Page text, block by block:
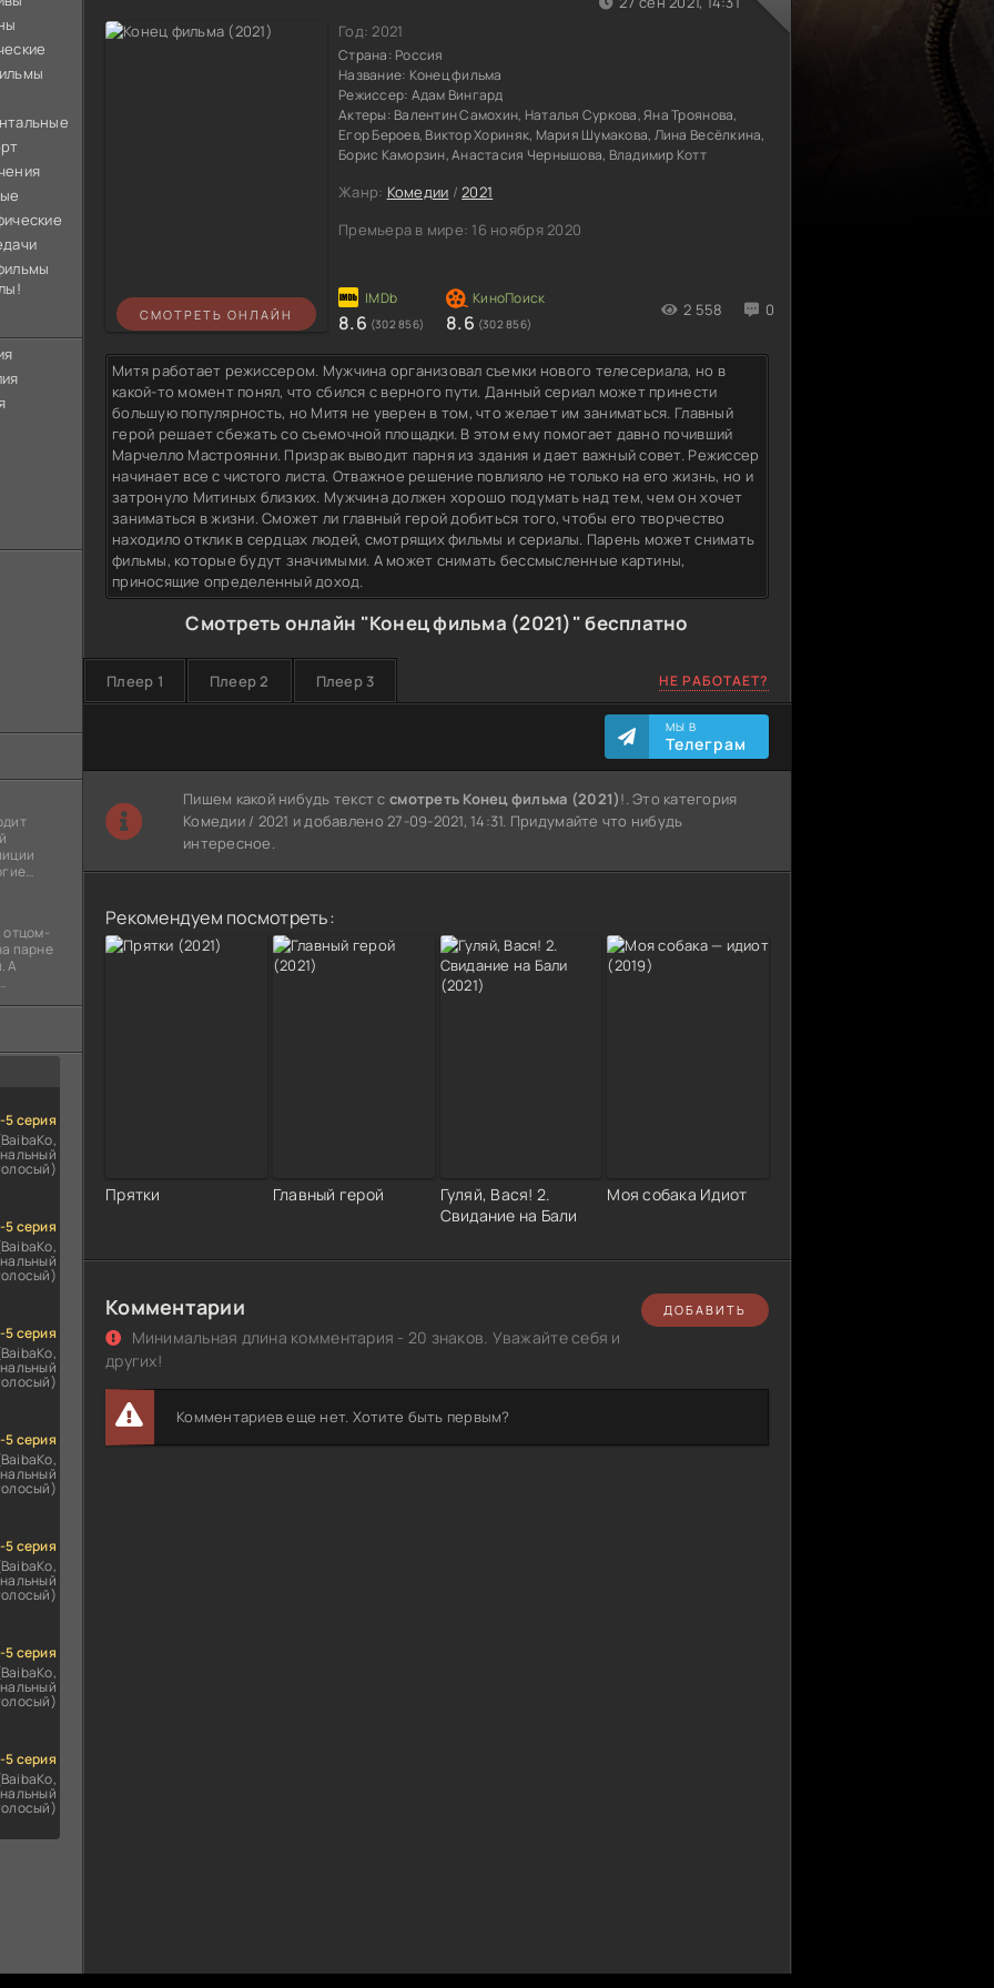
отцом-
парне
А
5 серия
5 серия
5 серия
5 серия
5 серия
5 серия
5 серия
СМОТРЕТЬ ОНЛАЙН
Год:2021
Страна: Россия
Название: Конец фильма
Режиссер: Адам Вингард
Актеры: Валентин Самохин, Наталья Суркова, Яна Троянова,
Егор Бероев, Виктор Хориняк, Мария Шумакова, Лина Весёлкина,
Борис Каморзин, Анастасия Чернышова, Владимир Котт
Жанр: Комедии /2021
Премьера в мире: 16 ноября 2020
8.6 (302 856) 8.6 (302 856)
2 558 0
Митя работает режиссером. Мужчина организовал съемки нового телесериала, но в
какой-то момент понял, что сбился с верного пути. Данный сериал может принести
большую популярность, но Митя не уверен в том, что желает им заниматься. Главный
герой решает сбежать со съемочной площадки. В этом ему помогает давно почивший
Марчелло Мастроянни. Призрак выводит парня из здания и дает важный совет. Режиссер
начинает все с чистого листа. Отважное решение повлияло не только на его жизнь, но и
затронуло Митиных близких. Мужчина должен хорошо подумать над тем, чем он хочет
заниматься в жизни. Сможет ли главный герой добиться того, чтобы его творчество
находило отклик в сердцах людей, смотрящих фильмы и сериалы. Парень может снимать
фильмы, которые будут значимыми. А может снимать бессмысленные картины,
приносящие определенный доход.
Смотреть онлайн "Конец фильма (2021)" бесплатно
Плеер 1 Плеер 2 Плеер 3 НЕ РАБОТАЕТ?
МЫ В
Телеграм
Пишем какой нибудь текст ссмотреть Конец фильма (2021)!. Это категория
Комедии / 2021 и добавлено 27-09-2021, 14:31. Придумайте что нибудь
интересное.
Рекомендуем посмотреть:
Прятки Главный герой
Гуляй, Вася! 2.
Свидание на Бали
Моя собака Идиот
Комментарии
Минимальная длина комментария - 20 знаков. Уважайте себя и
других!
ДОБАВИТЬ
Комментариев еще нет. Хотите быть первым?